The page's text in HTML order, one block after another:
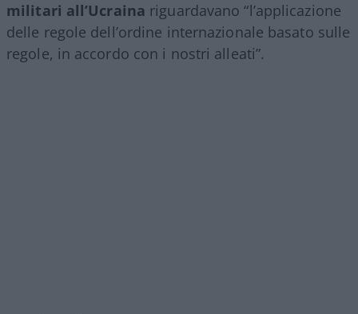
militari all’Ucraina riguardavano “l’applicazione
delle regole dell’ordine internazionale basato sulle
regole, in accordo con i nostri alleati”.